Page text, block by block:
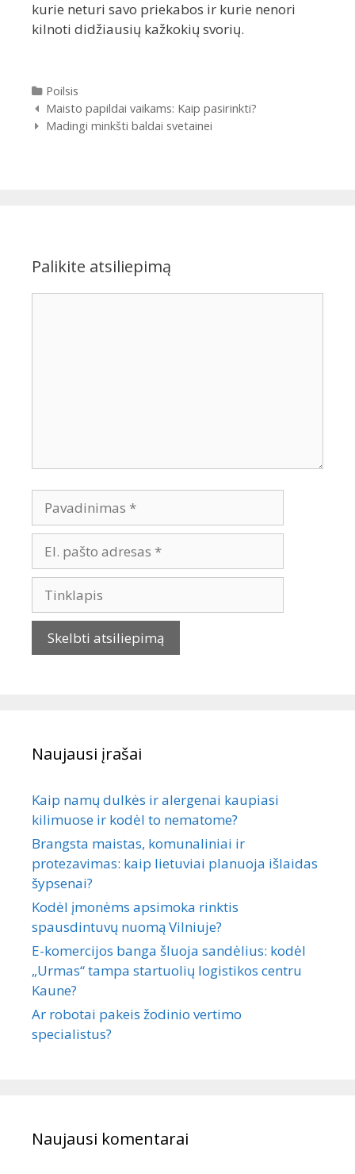
kurie neturi savo priekabos ir kurie nenori
kilnoti didžiausių kažkokių svorių.
Kategorijos
Poilsis
Įrašų
navigacija
Maisto papildai vaikams: Kaip pasirinkti?
Madingi minkšti baldai svetainei
Palikite atsiliepimą
Naujausi įrašai
Kaip namų dulkės ir alergenai kaupiasi
kilimuose ir kodėl to nematome?
Brangsta maistas, komunaliniai ir
protezavimas: kaip lietuviai planuoja išlaidas
šypsenai?
Kodėl įmonėms apsimoka rinktis
spausdintuvų nuomą Vilniuje?
E-komercijos banga šluoja sandėlius: kodėl
„Urmas“ tampa startuolių logistikos centru
Kaune?
Ar robotai pakeis žodinio vertimo
specialistus?
Naujausi komentarai